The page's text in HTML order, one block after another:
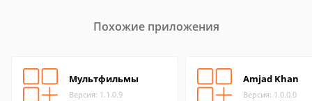
Похожие приложения
Мультфильмы
Версия: 1.1.0.9
Amjad Khan
Версия: 1.0.0.0